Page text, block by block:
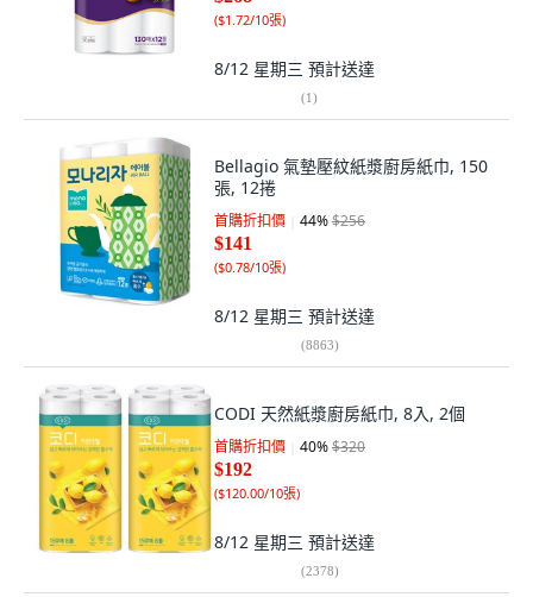
($1.72/10張)
8/12 星期三 預計送達
(1)
Bellagio 氣墊壓紋紙漿廚房紙巾, 150
張, 12捲
首購折扣價 44%$256
$141
($0.78/10張)
8/12 星期三 預計送達
(8863)
CODI 天然紙漿廚房紙巾, 8入, 2個
首購折扣價 40%$320
$192
($120.00/10張)
8/12 星期三 預計送達
(2378)